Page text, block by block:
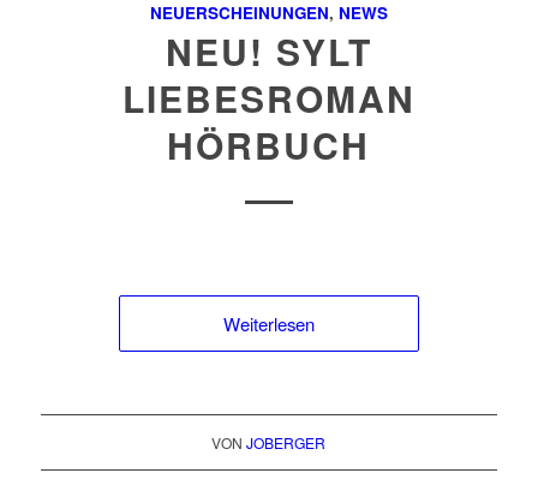
NEUERSCHEINUNGEN, NEWS
NEU! SYLT
LIEBESROMAN
HÖRBUCH
Weiterlesen
VONJOBERGER